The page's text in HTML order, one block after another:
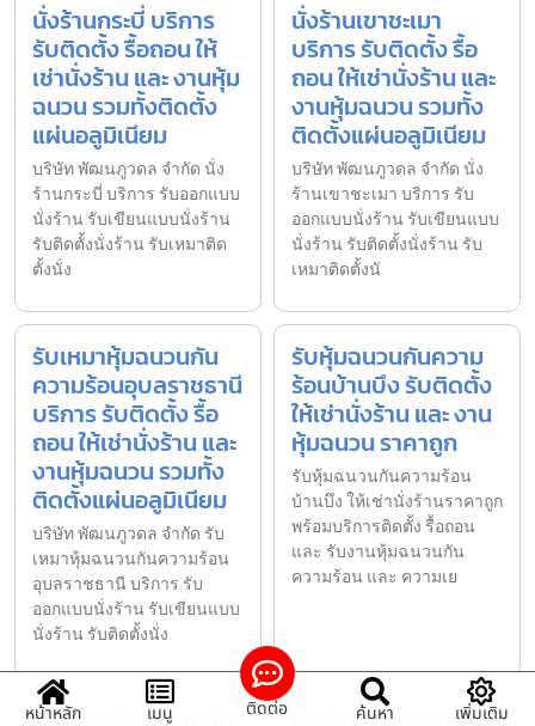
นั่งร้านกระบี่ บริการ
รับติดตั้ง รื้อถอน ให้
เช่านั่งร้าน และ งานหุ้ม
ฉนวน รวมทั้งติดตั้ง
แผ่นอลูมิเนียม
บริษัท พัฒนภูวดล จำกัด นั่ง
ร้านกระบี่ บริการ รับออกแบบ
นั่งร้าน รับเขียนแบบนั่งร้าน
รับติดตั้งนั่งร้าน รับเหมาติด
ตั้งนั่ง
นั่งร้านเขาชะเมา
บริการ รับติดตั้ง รื้อ
ถอน ให้เช่านั่งร้าน และ
งานหุ้มฉนวน รวมทั้ง
ติดตั้งแผ่นอลูมิเนียม
บริษัท พัฒนภูวดล จำกัด นั่ง
ร้านเขาชะเมา บริการ รับ
ออกแบบนั่งร้าน รับเขียนแบบ
นั่งร้าน รับติดตั้งนั่งร้าน รับ
เหมาติดตั้งนั
รับเหมาหุ้มฉนวนกัน
ความร้อนอุบลราชธานี
บริการ รับติดตั้ง รื้อ
ถอน ให้เช่านั่งร้าน และ
งานหุ้มฉนวน รวมทั้ง
ติดตั้งแผ่นอลูมิเนียม
บริษัท พัฒนภูวดล จำกัด รับ
เหมาหุ้มฉนวนกันความร้อน
อุบลราชธานี บริการ รับ
ออกแบบนั่งร้าน รับเขียนแบบ
นั่งร้าน รับติดตั้งนั่ง
รับหุ้มฉนวนกันความ
ร้อนบ้านบึง รับติดตั้ง
ให้เช่านั่งร้าน และ งาน
หุ้มฉนวน ราคาถูก
รับหุ้มฉนวนกันความร้อน
บ้านบึง ให้เช่านั่งร้านราคาถูก
พร้อมบริการติดตั้ง รื้อถอน
และ รับงานหุ้มฉนวนกัน
ความร้อน และ ความเย
หน้าหลัก เมนู ติดต่อ ค้นหา เพิ่มเติม